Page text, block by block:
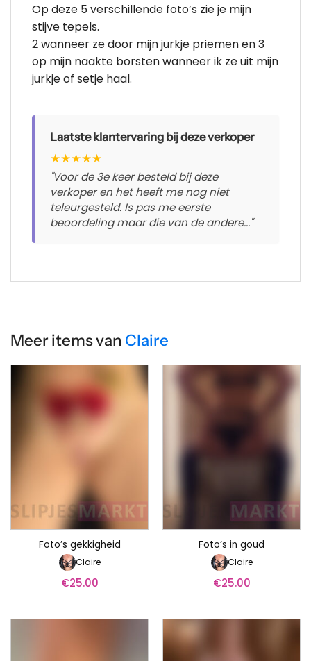
Op deze 5 verschillende foto’s zie je mijn
stijve tepels.
2 wanneer ze door mijn jurkje priemen en 3
op mijn naakte borsten wanneer ik ze uit mijn
jurkje of setje haal.
Laatste klantervaring bij deze verkoper
★★★★★
"Voor de 3e keer besteld bij deze
verkoper en het heeft me nog niet
teleurgesteld. Is pas me eerste
beoordeling maar die van de andere..."
Meer items van Claire
Foto’s gekkigheid
Claire
€25.00
Foto’s in goud
Claire
€25.00